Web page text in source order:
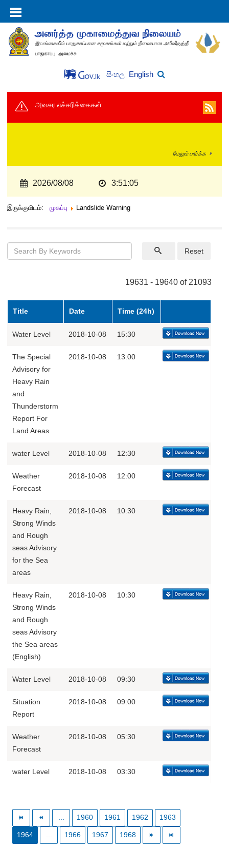
සිංහල English
அவசர எச்சரிக்கைகள்
மேலும் பார்க்க
2026/08/08 3:51:05
இருக்குமிடம்: முகப்பு Landslide Warning
Reset
19631 - 19640 of 21093
Title Date Time (24h)
Water Level 2018-10-08 15:30
The Special
Advisory for
Heavy Rain
and
Thunderstorm
Report For
Land Areas
2018-10-08 13:00
water Level 2018-10-08 12:30
Weather
Forecast
2018-10-08 12:00
Heavy Rain,
Strong Winds
and Rough
seas Advisory
for the Sea
areas
2018-10-08 10:30
Heavy Rain,
Strong Winds
and Rough
seas Advisory
the Sea areas
(English)
2018-10-08 10:30
Water Level 2018-10-08 09:30
Situation
Report
2018-10-08 09:00
Weather
Forecast
2018-10-08 05:30
water Level 2018-10-08 03:30
... 1960 1961 1962 1963
1964 ... 1966 1967 1968